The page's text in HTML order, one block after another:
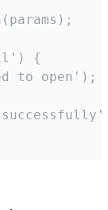
{
to open');